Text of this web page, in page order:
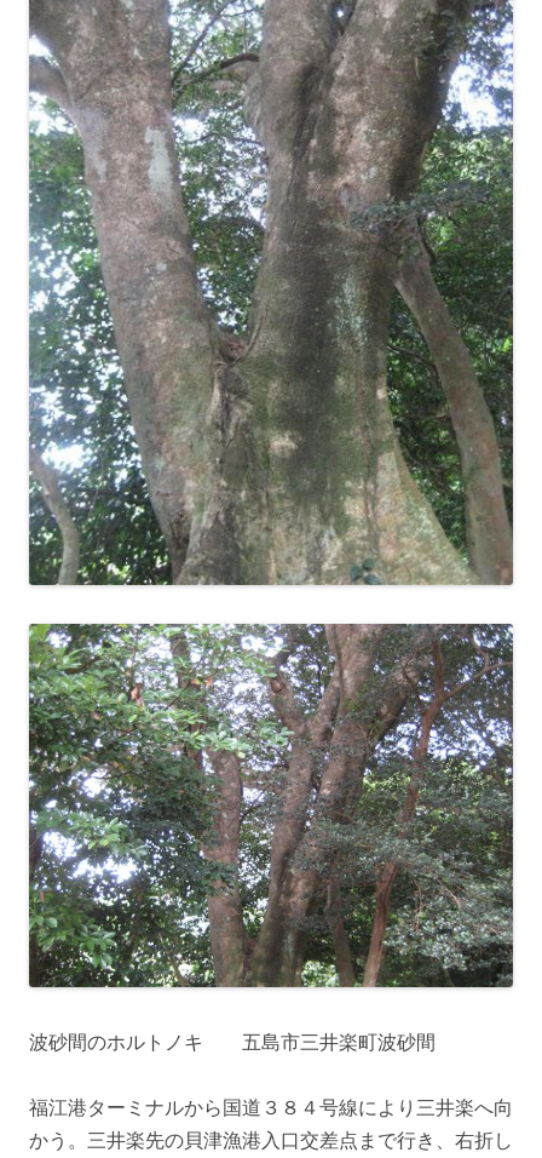
波砂間のホルトノキ 五島市三井楽町波砂間
福江港ターミナルから国道３８４号線により三井楽へ向
かう。三井楽先の貝津漁港入口交差点まで行き、右折し